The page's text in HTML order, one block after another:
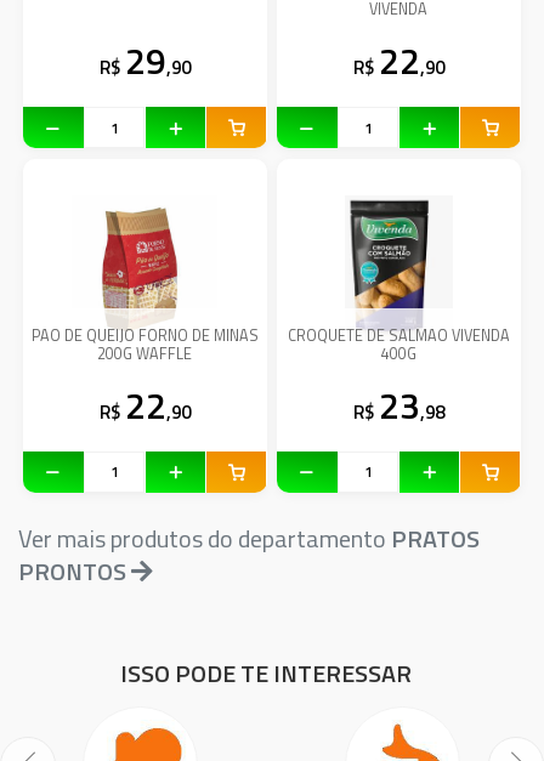
R$ 29,90
VIVENDA
R$ 22,90
PAO DE QUEIJO FORNO DE MINAS
200G WAFFLE
R$ 22,90
CROQUETE DE SALMAO VIVENDA
400G
R$ 23,98
Ver mais produtos do departamento PRATOS
PRONTOS
ISSO PODE TE INTERESSAR